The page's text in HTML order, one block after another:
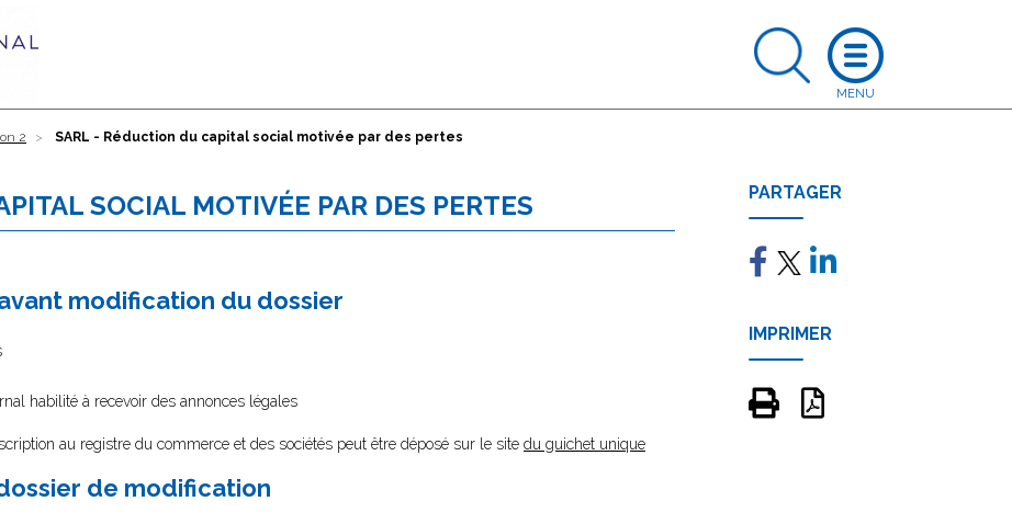
2 SARL - Réduction du capital social motivée par des pertes
SOCIAL MOTIVÉE PAR DES PERTES
modification du dossier
habilité à recevoir des annonces légales
au registre du commerce et des sociétés peut être déposé sur le site du guichet unique
de modification
PARTAGER
IMPRIMER